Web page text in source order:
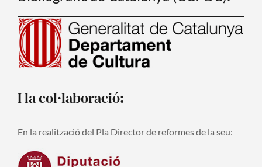
I la col·laboració:
En la realització del Pla Director de reformes de la seu: